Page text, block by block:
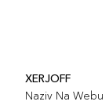
XERJOFF
Naziv Na Webu